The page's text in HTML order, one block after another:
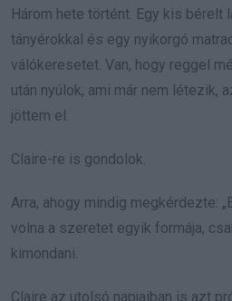
Három hete történt. Egy kis bérelt
tányérokkal és egy nyikorgó
válókeresetet. Van, hogy reggel
után nyúlok, ami már nem létezik,
jöttem el.
Claire-re is gondolok.
Arra, ahogy mindig megkérdezte:
volna a szeretet egyik formája,
kimondani.
Claire az utolsó napjaiban is azt